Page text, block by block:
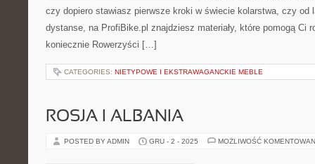
czy dopiero stawiasz pierwsze kroki w świecie kolarstwa, czy od
dystanse, na ProfiBike.pl znajdziesz materiały, które pomogą Ci
koniecznie Rowerzyści […]
CATEGORIES: NIETYPOWE I EKSTRAWAGANCKIE MEBLE
ROSJA I ALBANIA
POSTED BY ADMIN GRU - 2 - 2025 MOŻLIWOŚĆ